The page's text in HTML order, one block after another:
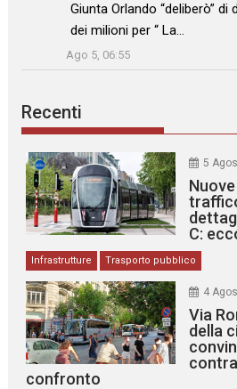
Giunta Orlando “deliberò” di
dei milioni per “ La…
”
Ago 5, 06:55
Recenti
5
C:
Infrastrutture Trasporto pubblico
4
Via
della
confronto